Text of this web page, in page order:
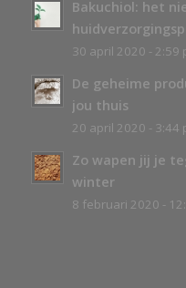
Bakuchiol: het
30 april 2020 - 2:59
De geheime
jou thuis
20 april 2020 - 3:44
Zo wapen jij je
winter
8 februari 2020 -